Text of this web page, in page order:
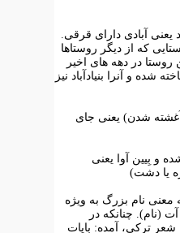
یعنی آبادی دارای قرقی.
که از دیگر روستاها
روستا در دهه های اخیر
شده و آنرا بنیادآباد نیز
(آغشته شدن) یعنی جای
و بِیین آوا یعنی
یا دشت)
معنی نام بزرگ به ویژه
(نام). چنانکه در
شعر ترکی، آمده: بایات